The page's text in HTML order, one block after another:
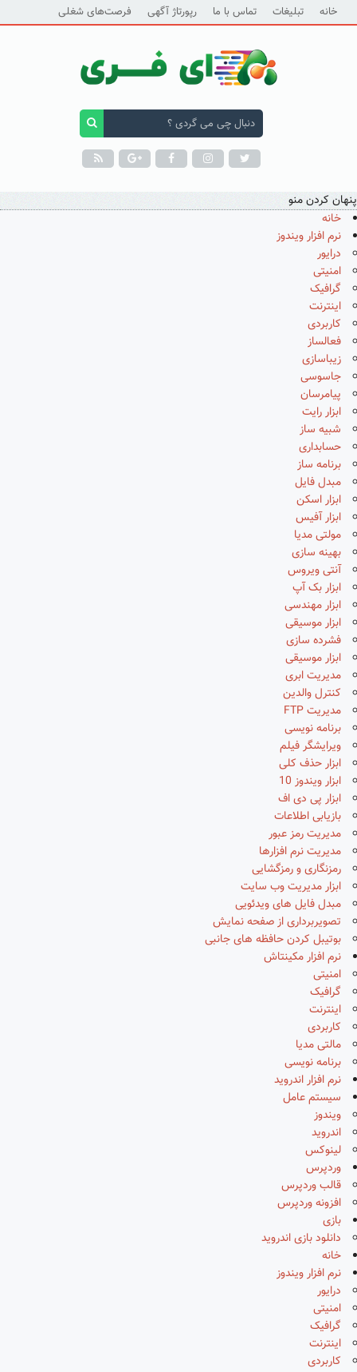
خانه تبلیغات تماس با ما رپورتاژ آگهی فرصت‌های شغلی
پنهان کردن منو
خانه
نرم افزار ویندوز
درایور
امنیتی
گرافیک
اینترنت
کاربردی
فعالساز
زیباسازی
جاسوسی
پیامرسان
ابزار رایت
شبیه ساز
حسابداری
برنامه ساز
مبدل فایل
ابزار اسکن
ابزار آفیس
مولتی مدیا
بهینه سازی
آنتی ویروس
ابزار بک آپ
ابزار مهندسی
ابزار موسیقی
فشرده سازی
ابزار موسیقی
مدیریت ابری
کنترل والدین
مدیریت FTP
برنامه نویسی
ویرایشگر فیلم
ابزار حذف کلی
ابزار ویندوز 10
ابزار پی دی اف
بازیابی اطلاعات
مدیریت رمز عبور
مدیریت نرم افزارها
رمزنگاری و رمزگشایی
ابزار مدیریت وب سایت
مبدل فایل های ویدئویی
تصویربرداری از صفحه نمایش
بوتیبل کردن حافظه های جانبی
نرم افزار مکینتاش
امنیتی
گرافیک
اینترنت
کاربردی
مالتی مدیا
برنامه نویسی
نرم افزار اندروید
سیستم عامل
ویندوز
اندروید
لینوکس
وردپرس
قالب وردپرس
افزونه وردپرس
بازی
دانلود بازی اندروید
خانه
نرم افزار ویندوز
درایور
امنیتی
گرافیک
اینترنت
کاربردی